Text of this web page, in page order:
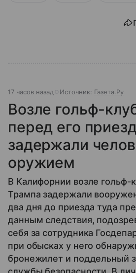
17 часов назад Источник: Газета.Ру
Возле гольф-
перед его
задержали
оружием
В Калифорнии возле гольф-
Трампа задержали
два дня до приезда туда
данным следствия,
себя за сотрудника
при обысках у него
бронежилет и поддельный